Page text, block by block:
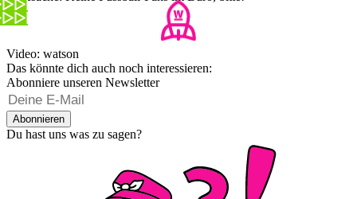
Video: watson
Das könnte dich auch noch interessieren:
Abonniere unseren Newsletter
Abonnieren
Du hast uns was zu sagen?